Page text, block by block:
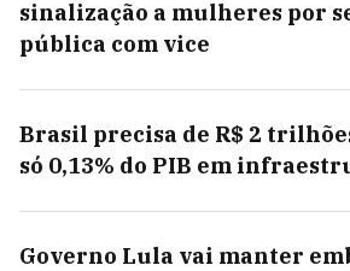
sinalização a mulheres por
pública com vice
Brasil precisa de R$ 2
só 0,13% do PIB em
Governo Lula vai manter